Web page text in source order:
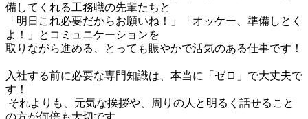
備してくれる工務職の先輩たちと
「明日これ必要だからお願いね！」「オッケー、準備しとく
よ！」とコミュニケーションを
取りながら進める、とっても賑やかで活気のある仕事です！
入社する前に必要な専門知識は、本当に「ゼロ」で大丈夫で
す！
の方が何倍も大切です。